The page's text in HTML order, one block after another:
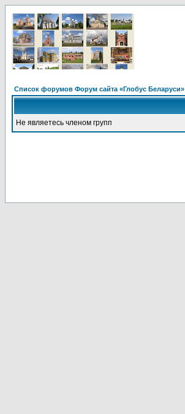
Список форумов Форум сайта «Глобус Беларуси»
Не являетесь членом групп